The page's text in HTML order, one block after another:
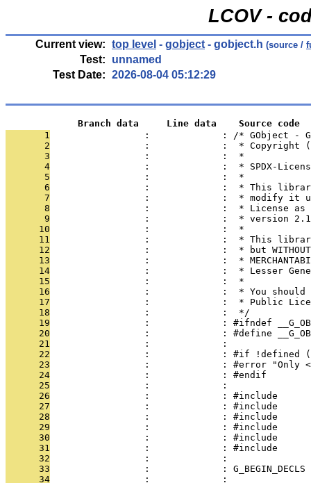
LCOV -
Current view: top level - gobject - gobject.h (source /
Test:
unnamed
Test Date: 2026-08-04 05:12:29
             Branch data     Line data    Source code
       1
:             : /* GObject -
       2
:             :  * Copyright
       3
                 :             :  *
       4
:             :  * SPDX-
       5
                 :             :  *
       6
:             :  * This
       7
:             :  * modify it
       8
:             :  * License
       9
:             :  * version
      10
                 :             :  *
      11
:             :  * This
      12
:             :  * but
      13
:             :  *
      14
:             :  * Lesser
      15
                 :             :  *
      16
:             :  * You
      17
:             :  * Public
      18
                 :             :  */
      19
:             : #ifndef
      20
:             : #define
      21
                 :             :
      22
:             : #if !defined
      23
:             : #error "Only
      24
                 :             : #endif
      25
                 :             :
      26
:             : #include
      27
:             : #include
      28
:             : #include
      29
:             : #include
      30
:             : #include
      31
:             : #include
      32
                 :             :
      33
                 :             : G_BEGIN_DECLS
      34
                 :             :